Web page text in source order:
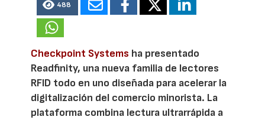
488
Checkpoint Systems ha presentado
Readfinity, una nueva familia de lectores
RFID todo en uno diseñada para acelerar la
digitalización del comercio minorista. La
plataforma combina lectura ultrarrápida a